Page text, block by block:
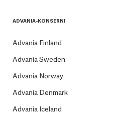
ADVANIA-KONSERNI
Advania Finland
Advania Sweden
Advania Norway
Advania Denmark
Advania Iceland